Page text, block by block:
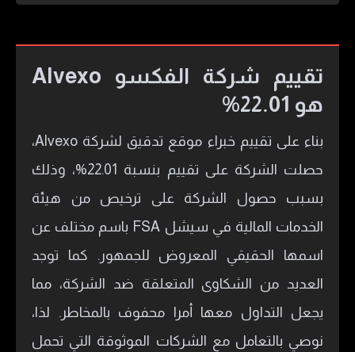
تقييم شركة الفكسو Alvexo
هو 22.01%
بناء على تقييم خبراء موقع تدقيق لشركة Alvexo،
حصلت الشركة على تقييم بنسبة 22.01%، وذلك
بسبب حصول الشركة على ترخيص من هيئة
الخدمات المالية في سيشل FSA باسم مختلف عن
اسمها الحقيقي المعروض للجمهور. كما توجد
العديد من الشكاوى المتعلقة ضد الشركة، مما
يجعل التداول معها أمرا محفوف بالمخاطر. لذا،
نوصي بالتعامل مع الشركات الموثوقة التي تحمل